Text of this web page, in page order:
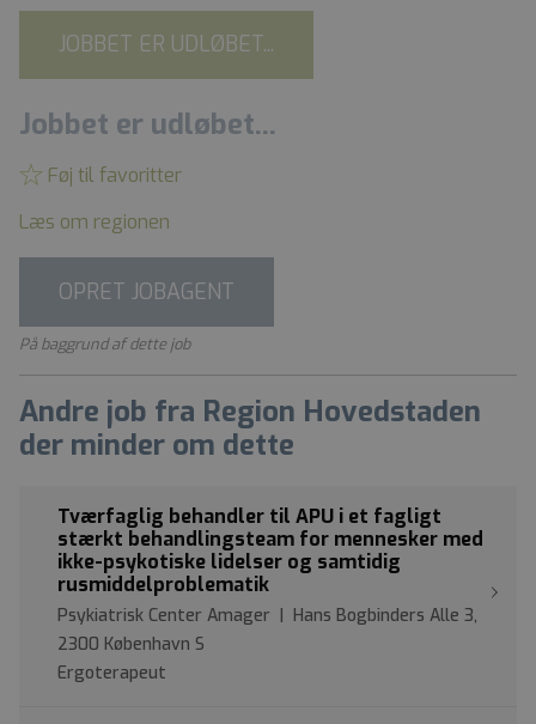
JOBBET ER UDLØBET...
Jobbet er udløbet...
Føj til favoritter
Læs om regionen
OPRET JOBAGENT
På baggrund af dette job
Andre job fra Region Hovedstaden
der minder om dette
Tværfaglig behandler til APU i et fagligt
stærkt behandlingsteam for mennesker med
ikke-psykotiske lidelser og samtidig
rusmiddelproblematik
Psykiatrisk Center Amager | Hans Bogbinders Alle 3,
2300 København S
Ergoterapeut